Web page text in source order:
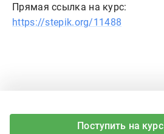
Прямая ссылка на курс:
https://stepik.org/11488
Поступить на курс